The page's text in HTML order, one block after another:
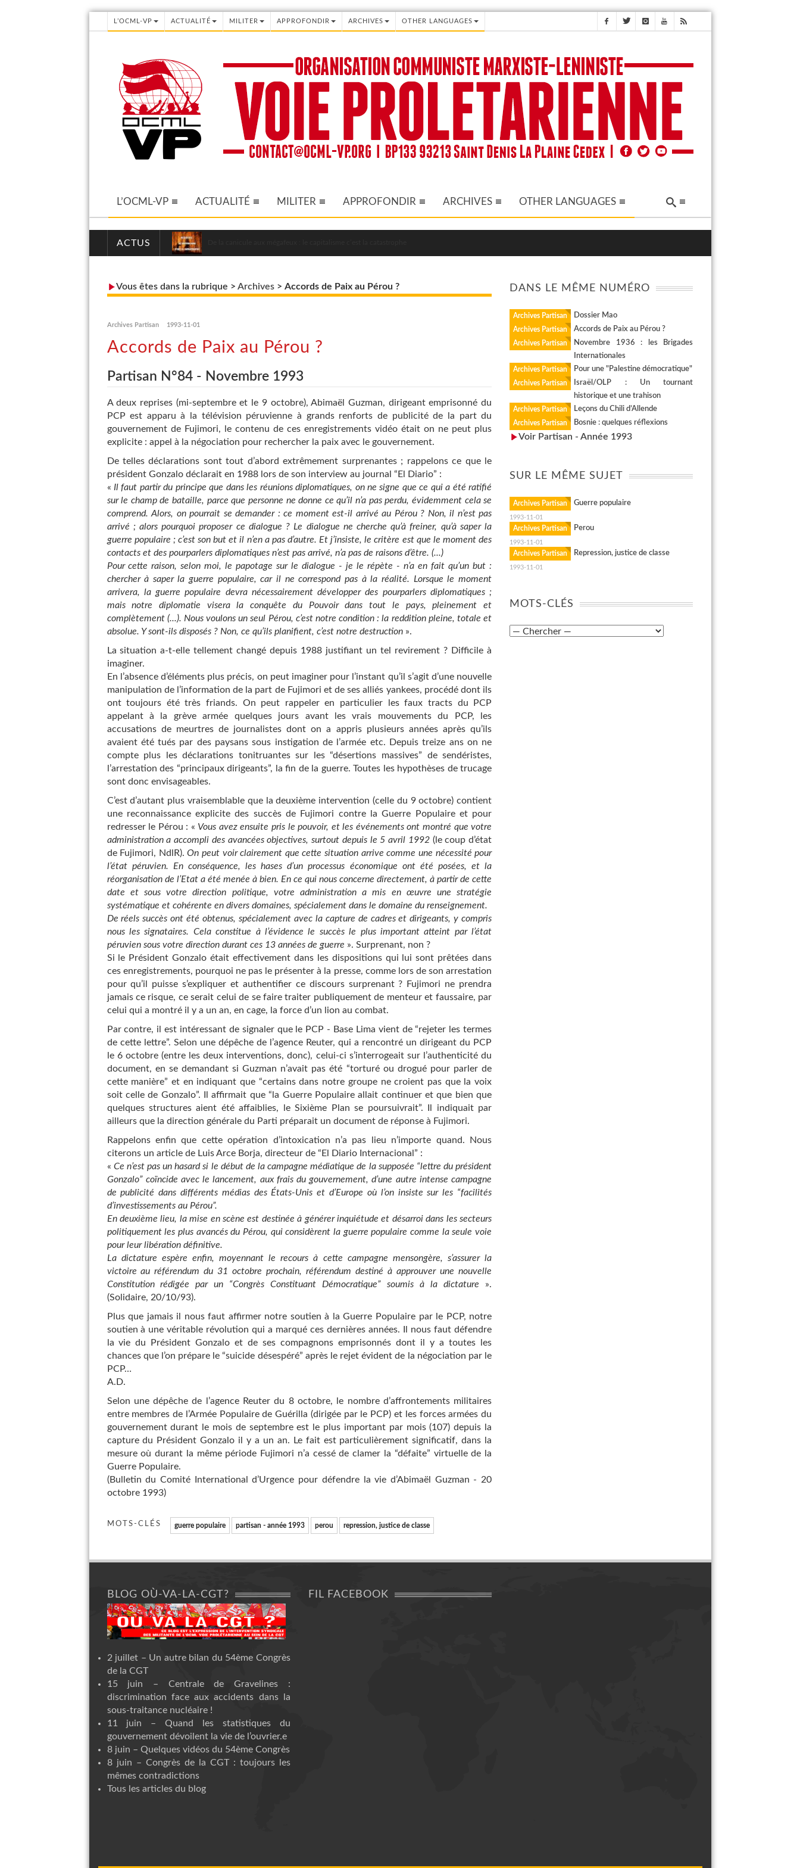
L’OCML-VP ACTUALITÉ MILITER APPROFONDIR ARCHIVES OTHER LANGUAGES
L’OCML-VP ACTUALITÉ MILITER APPROFONDIR ARCHIVES OTHER LANGUAGES
ACTUS
Vous êtes dans la rubrique > Archives> Accords de Paix au Pérou ?
Archives Partisan 1993-11-01
Accords de Paix au Pérou ?
Partisan N°84 - Novembre 1993
A deux reprises (mi-septembre et le 9 octobre), Abimaël Guzman, dirigeant emprisonné du
PCP est apparu à la télévision péruvienne à grands renforts de publicité de la part du
gouvernement de Fujimori, le contenu de ces enregistrements vidéo était on ne peut plus
explicite : appel à la négociation pour rechercher la paix avec le gouvernement.
De telles déclarations sont tout d’abord extrêmement surprenantes ; rappelons ce que le
président Gonzalo déclarait en 1988 lors de son interview au journal “El Diario” :
« Il faut partir du principe que dans les réunions diplomatiques, on ne signe que ce qui a été ratifié
sur le champ de bataille, parce que personne ne donne ce qu’il n’a pas perdu, évidemment cela se
comprend. Alors, on pourrait se demander : ce moment est-il arrivé au Pérou ? Non, il n’est pas
arrivé ; alors pourquoi proposer ce dialogue ? Le dialogue ne cherche qu’à freiner, qu’à saper la
guerre populaire ; c’est son but et il n’en a pas d’autre. Et j’insiste, le critère est que le moment des
contacts et des pourparlers diplomatiques n’est pas arrivé, n’a pas de raisons d’être. (...)
Pour cette raison, selon moi, le papotage sur le dialogue - je le répète - n’a en fait qu’un but :
chercher à saper la guerre populaire, car il ne correspond pas à la réalité. Lorsque le moment
arrivera, la guerre populaire devra nécessairement développer des pourparlers diplomatiques ;
mais notre diplomatie visera la conquête du Pouvoir dans tout le pays, pleinement et
complètement (...). Nous voulons un seul Pérou, c’est notre condition : la reddition pleine, totale et
absolue. Y sont-ils disposés ? Non, ce qu’ils planifient, c’est notre destruction».
La situation a-t-elle tellement changé depuis 1988 justifiant un tel revirement ? Difficile à
imaginer.
En l’absence d’éléments plus précis, on peut imaginer pour l’instant qu’il s’agit d’une nouvelle
manipulation de l’information de la part de Fujimori et de ses alliés yankees, procédé dont ils
ont toujours été très friands. On peut rappeler en particulier les faux tracts du PCP
appelant à la grève armée quelques jours avant les vrais mouvements du PCP, les
accusations de meurtres de journalistes dont on a appris plusieurs années après qu’ils
avaient été tués par des paysans sous instigation de l’armée etc. Depuis treize ans on ne
compte plus les déclarations tonitruantes sur les “désertions massives” de sendéristes,
l’arrestation des “principaux dirigeants”, la fin de la guerre. Toutes les hypothèses de trucage
sont donc envisageables.
C’est d’autant plus vraisemblable que la deuxième intervention (celle du 9 octobre) contient
une reconnaissance explicite des succès de Fujimori contre la Guerre Populaire et pour
redresser le Pérou : « Vous avez ensuite pris le pouvoir, et les événements ont montré que votre
administration a accompli des avancées objectives, surtout depuis le 5 avril 1992(le coup d’état
de Fujimori, NdlR).On peut voir clairement que cette situation arrive comme une nécessité pour
l’état péruvien. En conséquence, les hases d’un processus économique ont été posées, et la
réorganisation de l’Etat a été menée à bien. En ce qui nous concerne directement, à partir de cette
date et sous votre direction politique, votre administration a mis en œuvre une stratégie
systématique et cohérente en divers domaines, spécialement dans le domaine du renseignement.
De réels succès ont été obtenus, spécialement avec la capture de cadres et dirigeants, y compris
nous les signataires. Cela constitue à l’évidence le succès le plus important atteint par l’état
péruvien sous votre direction durant ces 13 années de guerre ». Surprenant, non ?
Si le Président Gonzalo était effectivement dans les dispositions qui lui sont prêtées dans
ces enregistrements, pourquoi ne pas le présenter à la presse, comme lors de son arrestation
pour qu’il puisse s’expliquer et authentifier ce discours surprenant ? Fujimori ne prendra
jamais ce risque, ce serait celui de se faire traiter publiquement de menteur et faussaire, par
celui qui a montré il y a un an, en cage, la force d’un lion au combat.
Par contre, il est intéressant de signaler que le PCP - Base Lima vient de “rejeter les termes
de cette lettre”. Selon une dépêche de l’agence Reuter, qui a rencontré un dirigeant du PCP
le 6 octobre (entre les deux interventions, donc), celui-ci s’interrogeait sur l’authenticité du
document, en se demandant si Guzman n’avait pas été “torturé ou drogué pour parler de
cette manière” et en indiquant que “certains dans notre groupe ne croient pas que la voix
soit celle de Gonzalo”. Il affirmait que “la Guerre Populaire allait continuer et que bien que
quelques structures aient été affaiblies, le Sixième Plan se poursuivrait”. Il indiquait par
ailleurs que la direction générale du Parti préparait un document de réponse à Fujimori.
Rappelons enfin que cette opération d’intoxication n’a pas lieu n’importe quand. Nous
citerons un article de Luis Arce Borja, directeur de “El Diario Internacional” :
« Ce n’est pas un hasard si le début de la campagne médiatique de la supposée “lettre du président
Gonzalo” coïncide avec le lancement, aux frais du gouvernement, d’une autre intense campagne
de publicité dans différents médias des États-Unis et d’Europe où l’on insiste sur les “facilités
d’investissements au Pérou”.
En deuxième lieu, la mise en scène est destinée à générer inquiétude et désarroi dans les secteurs
politiquement les plus avancés du Pérou, qui considèrent la guerre populaire comme la seule voie
pour leur libération définitive.
La dictature espère enfin, moyennant le recours à cette campagne mensongère, s’assurer la
victoire au référendum du 31 octobre prochain, référendum destiné à approuver une nouvelle
Constitution rédigée par un “Congrès Constituant Démocratique” soumis à la dictature ».
(Solidaire, 20/10/93).
Plus que jamais il nous faut affirmer notre soutien à la Guerre Populaire par le PCP, notre
soutien à une véritable révolution qui a marqué ces dernières années. Il nous faut défendre
la vie du Président Gonzalo et de ses compagnons emprisonnés dont il y a toutes les
chances que l’on prépare le “suicide désespéré” après le rejet évident de la négociation par le
PCP…
A.D.
Selon une dépêche de l’agence Reuter du 8 octobre, le nombre d’affrontements militaires
entre membres de l’Armée Populaire de Guérilla (dirigée par le PCP) et les forces armées du
gouvernement durant le mois de septembre est le plus important par mois (107) depuis la
capture du Président Gonzalo il y a un an. Le fait est particulièrement significatif, dans la
mesure où durant la même période Fujimori n’a cessé de clamer la “défaite” virtuelle de la
Guerre Populaire.
(Bulletin du Comité International d’Urgence pour défendre la vie d’Abimaël Guzman - 20
octobre 1993)
MOTS-CLÉS guerre populaire partisan - année 1993 perou repression, justice de classe
DANS LE MÊME NUMÉRO
Archives Partisan Dossier Mao
Archives Partisan Accords de Paix au Pérou ?
Archives Partisan
Novembre 1936 : les Brigades
Internationales
Archives Partisan Pour une "Palestine démocratique"
Archives Partisan
Israël/OLP : Un tournant
historique et une trahison
Archives Partisan Leçons du Chili d’Allende
Archives Partisan Bosnie : quelques réflexions
Voir Partisan - Année 1993
SUR LE MÊME SUJET
Archives Partisan Guerre populaire
1993-11-01
Archives Partisan Perou
1993-11-01
Archives Partisan Repression, justice de classe
1993-11-01
MOTS-CLÉS
BLOG OÙ-VA-LA-CGT?
2 juillet – Un autre bilan du 54ème Congrès
de la CGT
15 juin – Centrale de Gravelines :
discrimination face aux accidents dans la
sous-traitance nucléaire !
11 juin – Quand les statistiques du
gouvernement dévoilent la vie de l’ouvrier.e
8 juin – Quelques vidéos du 54ème Congrès
8 juin – Congrès de la CGT : toujours les
mêmes contradictions
Tous les articles du blog
FIL FACEBOOK